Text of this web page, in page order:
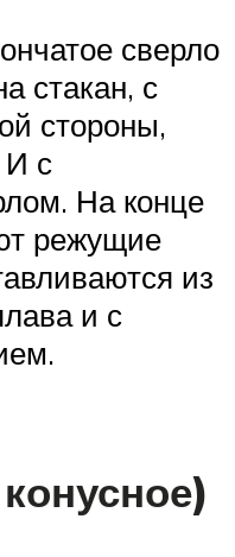
сверло
стакан, с
стороны,
И с
На конце
режущие
из
и с